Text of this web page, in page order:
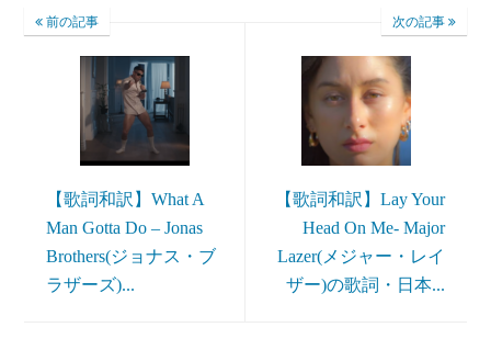
前の記事
【歌詞和訳】What A
Man Gotta Do – Jonas
Brothers(ジョナス・ブ
ラザーズ)...
次の記事
【歌詞和訳】Lay Your
Head On Me- Major
Lazer(メジャー・レイ
ザー)の歌詞・日本...